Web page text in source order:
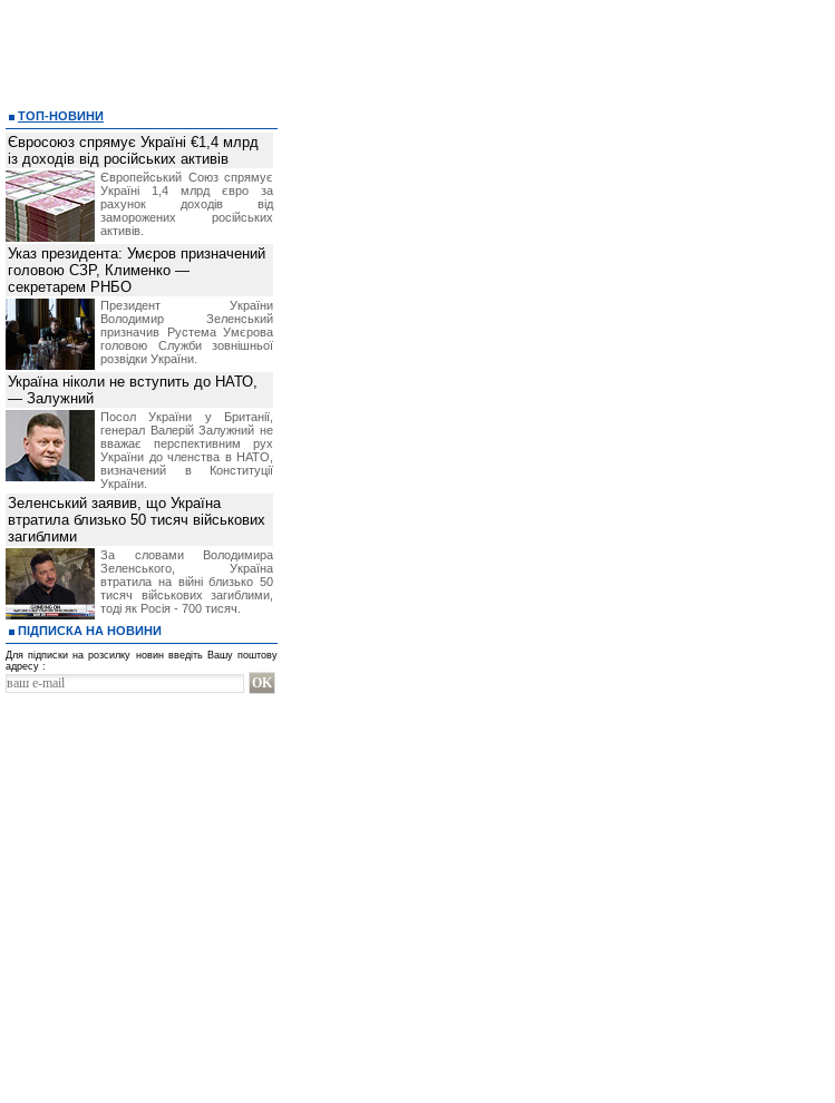
ТОП-НОВИНИ
Євросоюз спрямує Україні €1,4 млрд
із доходів від російських активів
Європейський Союз спрямує
Україні 1,4 млрд євро за
рахунок доходів від
заморожених російських
активів.
Указ президента: Умєров призначений
головою СЗР, Клименко —
секретарем РНБО
Президент України
Володимир Зеленський
призначив Pустема Умєрова
головою Служби зовнішньої
розвідки України.
Україна ніколи не вступить до НАТО,
— Залужний
Посол України у Британії,
генерал Валерій Залужний не
вважає перспективним рух
України до членства в НАТО,
визначений в Конституції
України.
Зеленський заявив, що Україна
втратила близько 50 тисяч військових
загиблими
За словами Володимира
Зеленського, Україна
втратила на війні близько 50
тисяч військових загиблими,
тоді як Росія - 700 тисяч.
ПІДПИСКА НА НОВИНИ
Для підписки на розсилку новин введіть Вашу поштову
адресу :